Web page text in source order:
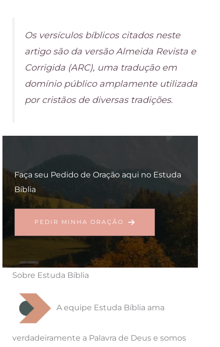
Os versículos bíblicos citados neste
artigo são da versão Almeida Revista e
Corrigida (ARC), uma tradução em
domínio público amplamente utilizada
por cristãos de diversas tradições.
Faça seu Pedido de Oração aqui no Estuda
Bíblia
PEDIR MINHA ORAÇÃO
Sobre Estuda Bíblia
A equipe Estuda Bíblia ama
verdadeiramente a Palavra de Deus e somos